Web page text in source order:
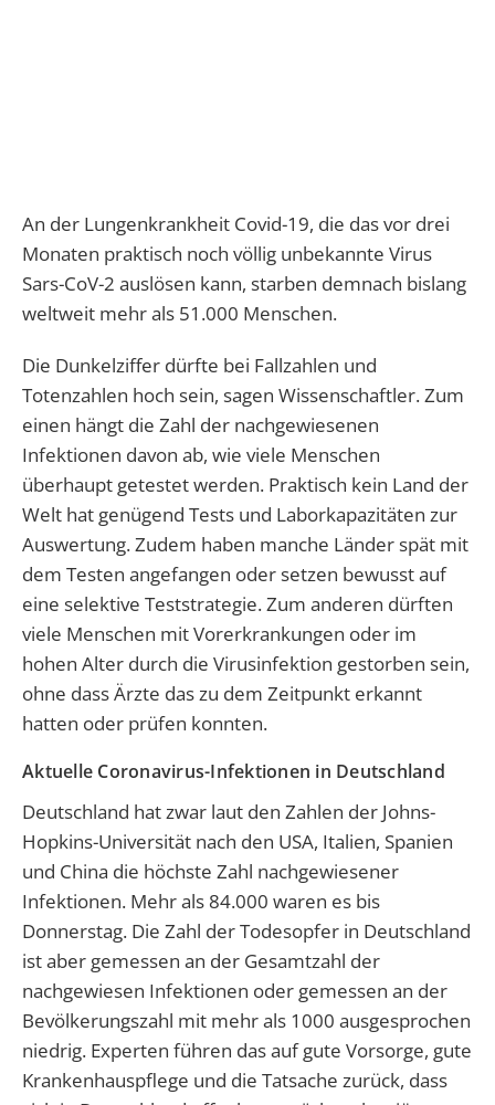
An der Lungenkrankheit Covid-19, die das vor drei
Monaten praktisch noch völlig unbekannte Virus
Sars-CoV-2 auslösen kann, starben demnach bislang
weltweit mehr als 51.000 Menschen.
Die Dunkelziffer dürfte bei Fallzahlen und
Totenzahlen hoch sein, sagen Wissenschaftler. Zum
einen hängt die Zahl der nachgewiesenen
Infektionen davon ab, wie viele Menschen
überhaupt getestet werden. Praktisch kein Land der
Welt hat genügend Tests und Laborkapazitäten zur
Auswertung. Zudem haben manche Länder spät mit
dem Testen angefangen oder setzen bewusst auf
eine selektive Teststrategie. Zum anderen dürften
viele Menschen mit Vorerkrankungen oder im
hohen Alter durch die Virusinfektion gestorben sein,
ohne dass Ärzte das zu dem Zeitpunkt erkannt
hatten oder prüfen konnten.
Aktuelle Coronavirus-Infektionen in Deutschland
Deutschland hat zwar laut den Zahlen der Johns-
Hopkins-Universität nach den USA, Italien, Spanien
und China die höchste Zahl nachgewiesener
Infektionen. Mehr als 84.000 waren es bis
Donnerstag. Die Zahl der Todesopfer in Deutschland
ist aber gemessen an der Gesamtzahl der
nachgewiesen Infektionen oder gemessen an der
Bevölkerungszahl mit mehr als 1000 ausgesprochen
niedrig. Experten führen das auf gute Vorsorge, gute
Krankenhauspflege und die Tatsache zurück, dass